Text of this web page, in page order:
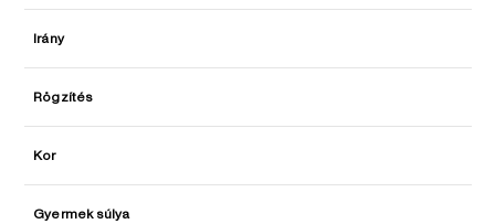
Irány
Rögzítés
Kor
Gyermek súlya